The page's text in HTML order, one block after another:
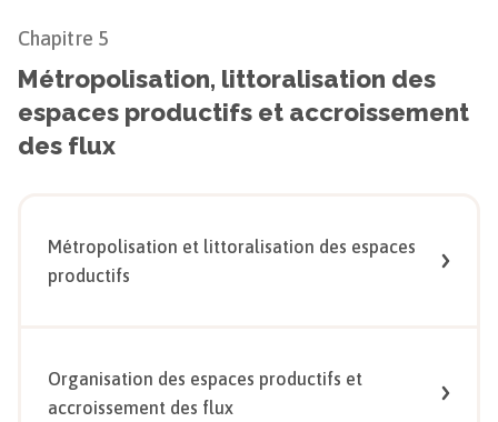
Chapitre 5
Métropolisation, littoralisation des
espaces productifs et accroissement
des flux
Métropolisation et littoralisation des espaces
productifs
Organisation des espaces productifs et
accroissement des flux